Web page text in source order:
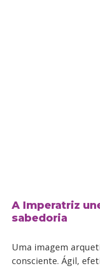
A Imperatriz
sabedoria
Uma imagem
consciente. Ágil,